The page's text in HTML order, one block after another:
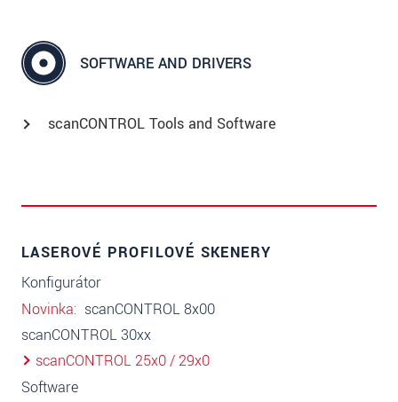
SOFTWARE AND DRIVERS
scanCONTROL Tools and Software
LASEROVÉ PROFILOVÉ SKENERY
Konfigurátor
Novinka
scanCONTROL 8x00
scanCONTROL 30xx
scanCONTROL 25x0 / 29x0
Software